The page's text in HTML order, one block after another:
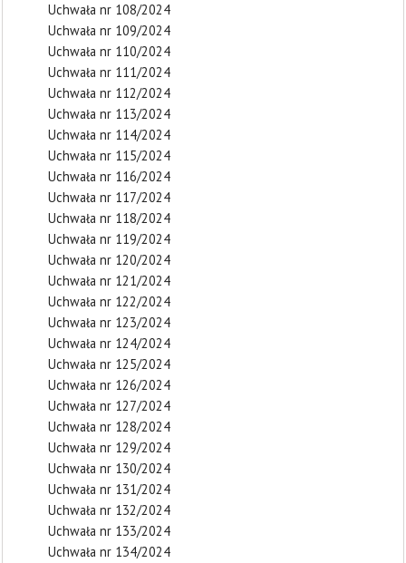
Uchwała nr 108/2024
Uchwała nr 109/2024
Uchwała nr 110/2024
Uchwała nr 111/2024
Uchwała nr 112/2024
Uchwała nr 113/2024
Uchwała nr 114/2024
Uchwała nr 115/2024
Uchwała nr 116/2024
Uchwała nr 117/2024
Uchwała nr 118/2024
Uchwała nr 119/2024
Uchwała nr 120/2024
Uchwała nr 121/2024
Uchwała nr 122/2024
Uchwała nr 123/2024
Uchwała nr 124/2024
Uchwała nr 125/2024
Uchwała nr 126/2024
Uchwała nr 127/2024
Uchwała nr 128/2024
Uchwała nr 129/2024
Uchwała nr 130/2024
Uchwała nr 131/2024
Uchwała nr 132/2024
Uchwała nr 133/2024
Uchwała nr 134/2024